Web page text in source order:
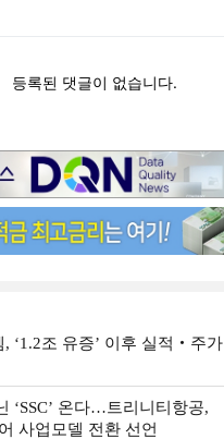
, ‘1.2조 유증’ 이후 실적‧주가
‘SSC’ 온다…트리니티항공,
사업모델 전환 선언